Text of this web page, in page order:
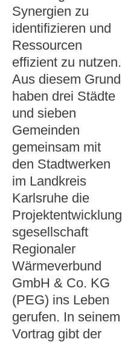
Synergien zu
identifizieren und
Ressourcen
effizient zu nutzen.
Aus diesem Grund
haben drei Städte
und sieben
Gemeinden
gemeinsam mit
den Stadtwerken
im Landkreis
Karlsruhe die
Projektentwicklung
sgesellschaft
Regionaler
Wärmeverbund
GmbH & Co. KG
(PEG) ins Leben
gerufen. In seinem
Vortrag gibt der